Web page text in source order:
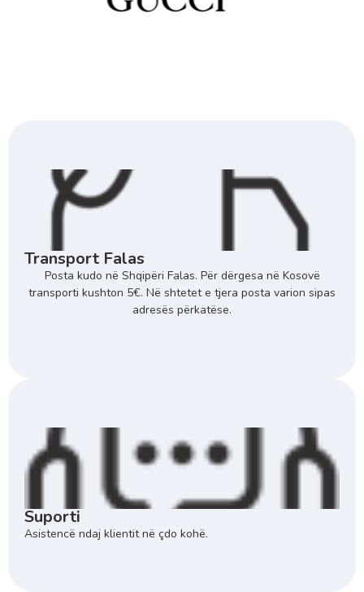
Transport Falas
Posta kudo në Shqipëri Falas. Për dërgesa në Kosovë
transporti kushton 5€. Në shtetet e tjera posta varion sipas
adresës përkatëse.
Suporti
Asistencë ndaj klientit në çdo kohë.